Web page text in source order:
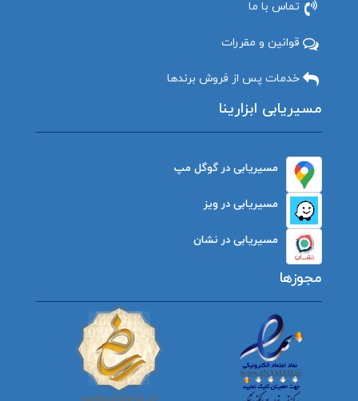
تماس با ما
قوانین و مقررات
خدمات پس از فروش برندها
مسیریابی ابزارینا
مسیریابی در گوگل مپ
مسیریابی در ویز
مسیریابی در نشان
مجوزها